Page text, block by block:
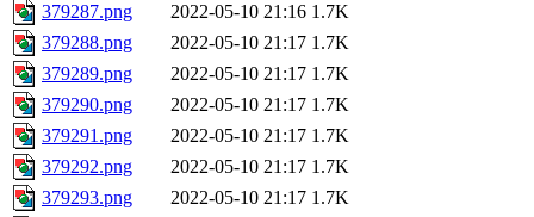
379287.png
2022-05-10 21:16 1.7K
379288.png
2022-05-10 21:17 1.7K
379289.png
2022-05-10 21:17 1.7K
379290.png
2022-05-10 21:17 1.7K
379291.png
2022-05-10 21:17 1.7K
379292.png
2022-05-10 21:17 1.7K
379293.png
2022-05-10 21:17 1.7K